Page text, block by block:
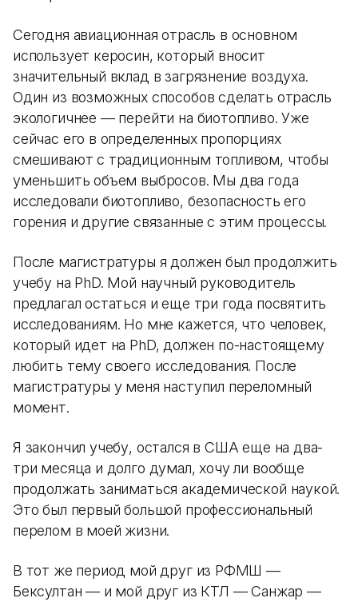
Сегодня авиационная отрасль в основном
использует керосин, который вносит
значительный вклад в загрязнение воздуха.
Один из возможных способов сделать отрасль
экологичнее — перейти на биотопливо. Уже
сейчас его в определенных пропорциях
смешивают с традиционным топливом, чтобы
уменьшить объем выбросов. Мы два года
исследовали биотопливо, безопасность его
горения и другие связанные с этим процессы.
После магистратуры я должен был продолжить
учебу на PhD. Мой научный руководитель
предлагал остаться и еще три года посвятить
исследованиям. Но мне кажется, что человек,
который идет на PhD, должен по-настоящему
любить тему своего исследования. После
магистратуры у меня наступил переломный
момент.
Я закончил учебу, остался в США еще на два-
три месяца и долго думал, хочу ли вообще
продолжать заниматься академической наукой.
Это был первый большой профессиональный
перелом в моей жизни.
В тот же период мой друг из РФМШ —
Бексултан — и мой друг из КТЛ — Санжар —